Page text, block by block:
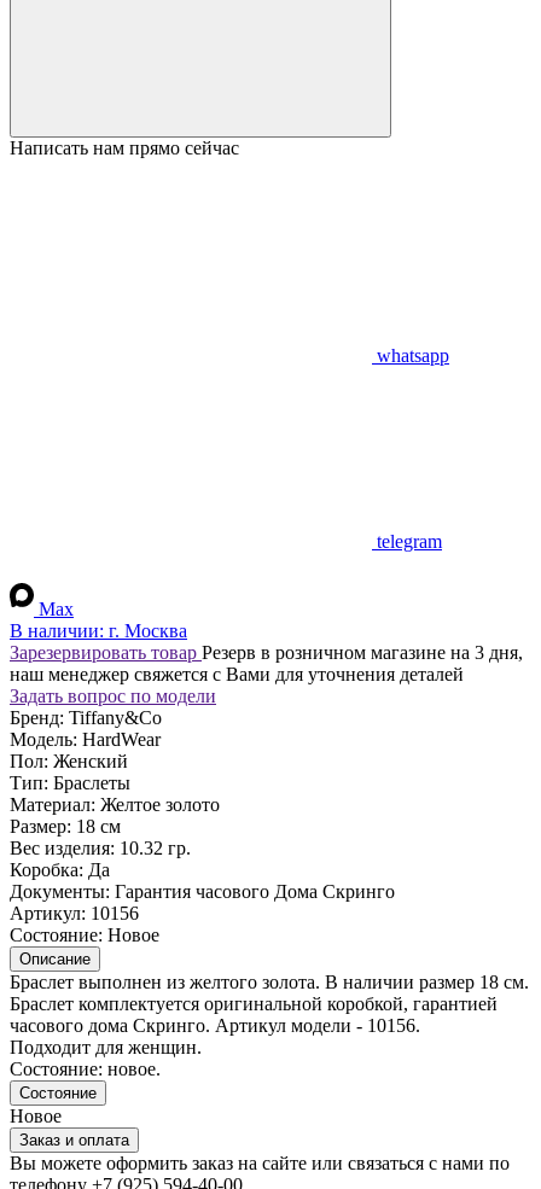
Написать нам прямо сейчас
whatsapp
telegram
Max
В наличии: г. Москва
Зарезервировать товар Резерв в розничном магазине на 3 дня,
наш менеджер свяжется с Вами для уточнения деталей
Задать вопрос по модели
Бренд: Tiffany&Co
Модель: HardWear
Пол: Женский
Тип: Браслеты
Материал: Желтое золото
Размер: 18 см
Вес изделия: 10.32 гр.
Коробка: Да
Документы: Гарантия часового Дома Скринго
Артикул: 10156
Состояние: Новое
Описание
Браслет выполнен из желтого золота. В наличии размер 18 см.
Браслет комплектуется оригинальной коробкой, гарантией
часового дома Скринго. Артикул модели - 10156.
Подходит для женщин.
Состояние: новое.
Состояние
Новое
Заказ и оплата
Вы можете оформить заказ на сайте или связаться с нами по
телефону +7 (925) 594-40-00